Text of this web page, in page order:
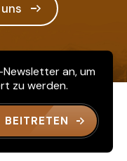
an, um
zu werden.
BEITRETEN